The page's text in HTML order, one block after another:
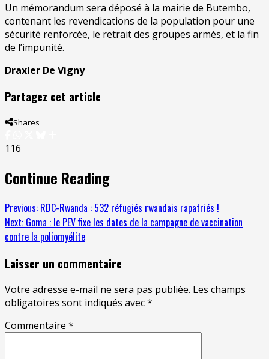
Un mémorandum sera déposé à la mairie de Butembo,
contenant les revendications de la population pour une
sécurité renforcée, le retrait des groupes armés, et la fin
de l’impunité.
Draxler De Vigny
Partagez cet article
Shares
116
Continue Reading
Previous: RDC-Rwanda : 532 réfugiés rwandais rapatriés !
Next: Goma : le PEV fixe les dates de la campagne de vaccination
contre la poliomyélite
Laisser un commentaire
Votre adresse e-mail ne sera pas publiée. Les champs
obligatoires sont indiqués avec*
Commentaire *